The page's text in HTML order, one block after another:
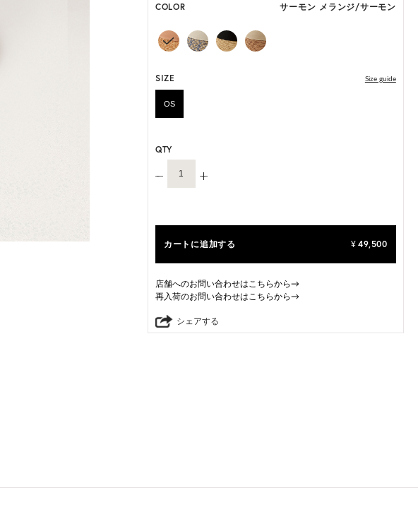
ございます。
HAT BOX(有償 GIFT BOX）対象商品
COLOR サーモン メランジ/サーモン
SIZE Size guide
OS
QTY
カートに追加する ¥ 49,500
店舗へのお問い合わせはこちらから→
再入荷のお問い合わせはこちらから→
シェアする